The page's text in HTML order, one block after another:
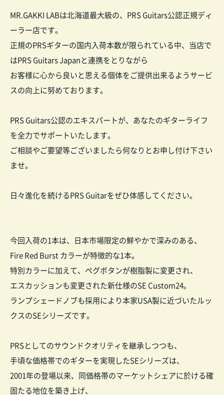
MR.GAKKI LABは北海道最大級の、PRS Guitars公認正規ディ
ーラー店です。
正規のPRSギターの国内入荷本数が限られている中、当店で
はPRS Guitars Japanと連携をとりながら
お客様に心から良いと思える個体をご提供出来るようサービ
スの向上に努めております。
PRS Guitars公認のエキスパートが、あなたのギターライフ
を全力でサポートいたします。
ご相談やご要望等ございましたら何なりとお申し付け下さい
ませ。
日々進化を続けるPRS Guitarをぜひ体感してください。
今回入荷の1本は、日本市場限定の鮮やかで深みのある、
Fire Red Burst カラーが特徴的な1本。
特別カラーに加えて、ペグボタンが樹脂製に変更され、
エスカッションも変更された新仕様のSE Custom24。
ランプシェードノブも採用により本家USA製に近づいたルッ
クスのSEシリーズです。
PRSとしてのサウンドクオリティを継承しつつも、
手頃な価格帯でのギターを実現したSEシリーズは、
2001年の登場以来、同価格帯のマーケットシェアに於ける確
固たる地位を築き上げ、